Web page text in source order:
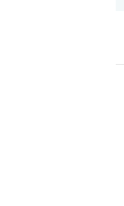
לתת למי שצריך,